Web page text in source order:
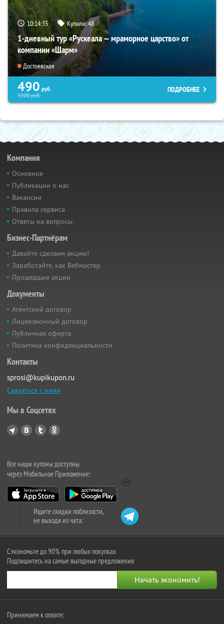
10:14:34 Купили:48
1-дневный тур «Рускеала — мраморное царство» от
компании «Шарм»
Достоевская
490 руб.
3900руб.
ПОДРОБНЕЕ
Компания
Основное
Публикации о нас
Вакансии
Правила сервиса
Ответы на вопросы
Бизнес-Партнёрам
Давайте сделаем акцию!
Заработайте, как Вебмастер
Прошедшие акции
Документы
Агентский договор
Лицензионный договор
Публичная оферта
Политика конфиденциальности
Контакты
sprosi@kupikupon.ru
Связаться с нами
Мы в Соцсетях
Все наши купоны доступны
через Мобильное Приложение:
Ищите скидки поблизости,
не выходя из чата:
Сэкономьте до 90% при любых покупках
Подпишитесь на самые выгодные предложения
Принимаем к оплате: